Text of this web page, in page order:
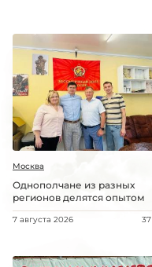
Москва
Однополчане из разных
регионов делятся опытом
7 августа 2026 37